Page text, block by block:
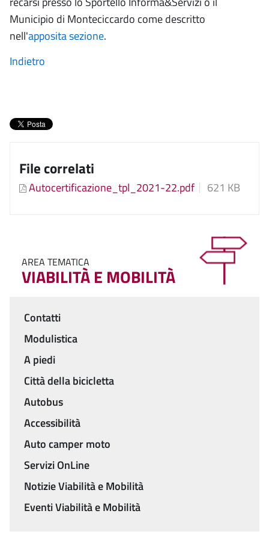
Municipio di Monteciccardo come descritto
nell'apposita sezione.
Indietro
File correlati
Autocertificazione_tpl_2021-22.pdf 621 KB
AREA TEMATICA
VIABILITÀ E MOBILITÀ
Menu
Contatti
Modulistica
A piedi
Città della bicicletta
Autobus
Accessibilità
Auto camper moto
Servizi OnLine
Notizie Viabilità e Mobilità
Eventi Viabilità e Mobilità